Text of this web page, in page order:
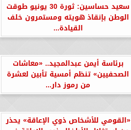
سعيد حساسين: ثورة 30 يونيو طوقت
الوطن بإنقاذ هويته ومستمرون خلف
القيادة...
برئاسة أيمن عبدالمجيد.. «معاشات
الصحفيين» تنظم أمسية تأبين لعشرة
من رموز دار...
«القومي للأشخاص ذوي الإعاقة» يحذر